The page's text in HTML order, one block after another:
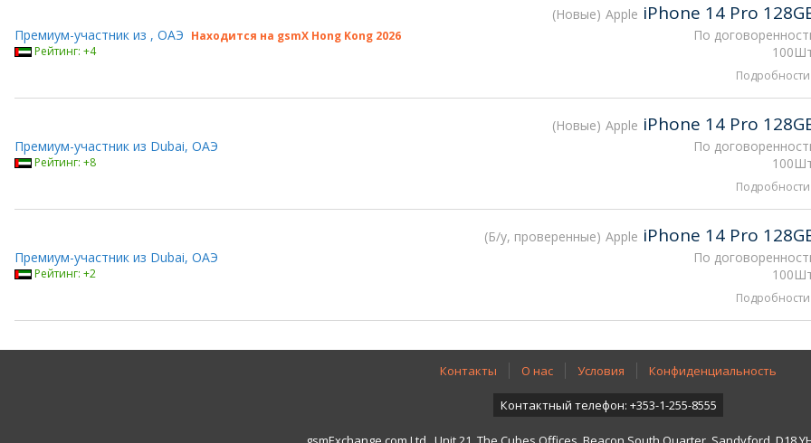
Новые Apple iPhone 14 Pro
По
Премиум-участник из , ОАЭ Находится на gsmX Hong Kong 2026
Рейтинг: +4
Подробности
Новые Apple iPhone 14 Pro
По
Премиум-участник из Dubai, ОАЭ
Рейтинг: +8
Подробности
Б/у, проверенные Apple iPhone 14 Pro
По
Премиум-участник из Dubai, ОАЭ
Рейтинг: +2
Подробности
Контакты О нас Условия Конфиденциальность
Контактный телефон: +353-1-255-8555